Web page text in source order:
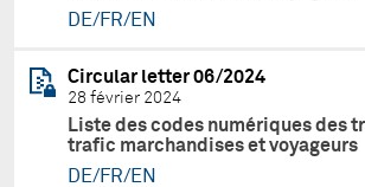
DE/FR/EN
Circular letter 06/2024
28 février 2024
Liste des codes numériques des
trafic marchandises et voyageurs
DE/FR/EN